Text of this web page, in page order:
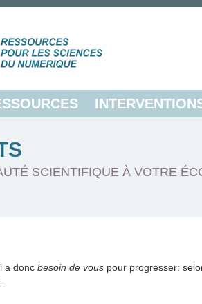
SCIENTIFIQUE À VOTRE
a donc besoin de vous pour progresser: